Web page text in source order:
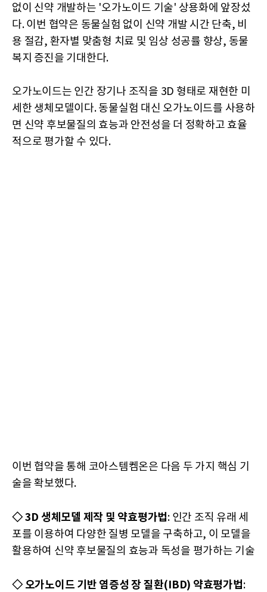
없이 신약 개발하는 '오가노이드 기술' 상용화에 앞장섰
다. 이번 협약은 동물실험 없이 신약 개발 시간 단축, 비
용 절감, 환자별 맞춤형 치료 및 임상 성공률 향상, 동물
복지 증진을 기대한다.
오가노이드는 인간 장기나 조직을 3D 형태로 재현한 미
세한 생체모델이다. 동물실험 대신 오가노이드를 사용하
면 신약 후보물질의 효능과 안전성을 더 정확하고 효율
적으로 평가할 수 있다.
이번 협약을 통해 코아스템켐온은 다음 두 가지 핵심 기
술을 확보했다.
◇ 3D 생체모델 제작 및 약효평가법: 인간 조직 유래 세
포를 이용하여 다양한 질병 모델을 구축하고, 이 모델을
활용하여 신약 후보물질의 효능과 독성을 평가하는 기술
◇ 오가노이드 기반 염증성 장 질환(IBD) 약효평가법: